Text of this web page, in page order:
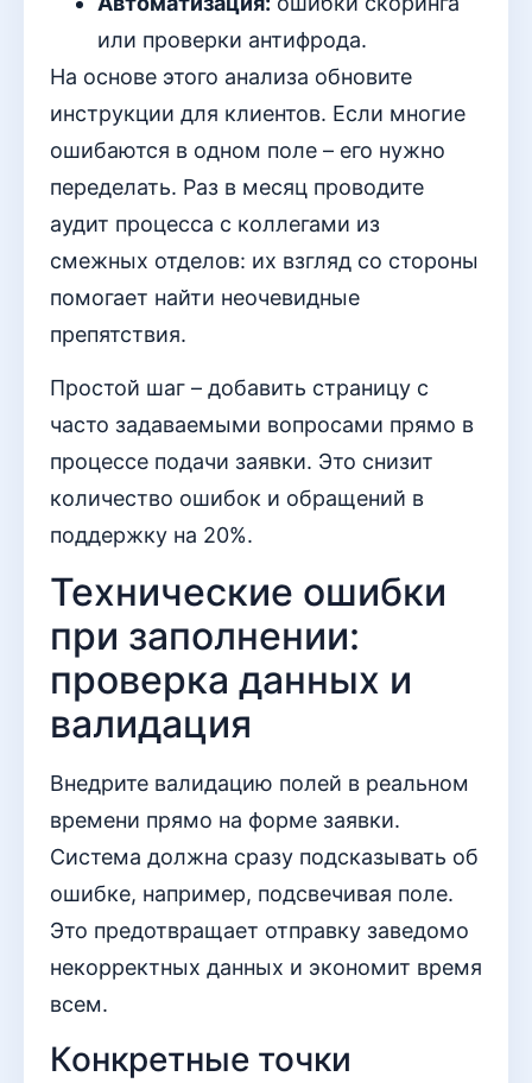
или проверки антифрода.
На основе этого анализа обновите
инструкции для клиентов. Если многие
ошибаются в одном поле – его нужно
переделать. Раз в месяц проводите
аудит процесса с коллегами из
смежных отделов: их взгляд со стороны
помогает найти неочевидные
препятствия.
Простой шаг – добавить страницу с
часто задаваемыми вопросами прямо в
процессе подачи заявки. Это снизит
количество ошибок и обращений в
поддержку на 20%.
Технические ошибки
при заполнении:
проверка данных и
валидация
Внедрите валидацию полей в реальном
времени прямо на форме заявки.
Система должна сразу подсказывать об
ошибке, например, подсвечивая поле.
Это предотвращает отправку заведомо
некорректных данных и экономит время
всем.
Конкретные точки